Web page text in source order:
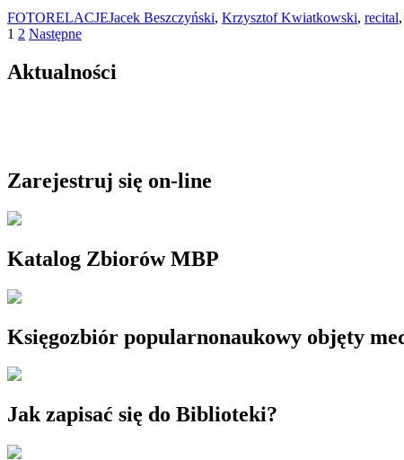
FOTORELACJEJacek Beszczyński, Krzysztof Kwiatkowski, recital,
Stronicowanie
wpisów
1 2 Następne
Aktualności
Zarejestruj się on-line
Katalog Zbiorów MBP
Księgozbiór popularnonaukowy objęty
Jak zapisać się do Biblioteki?